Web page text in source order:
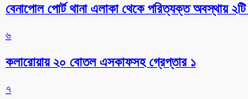
বেনাপোল পোর্ট থানা এলাকা থেকে পরিত্যক্ত অবস্থায়
৬
কলারোয়ায় ২০ বোতল এসকাফসহ গ্রেপ্তার ১
৭